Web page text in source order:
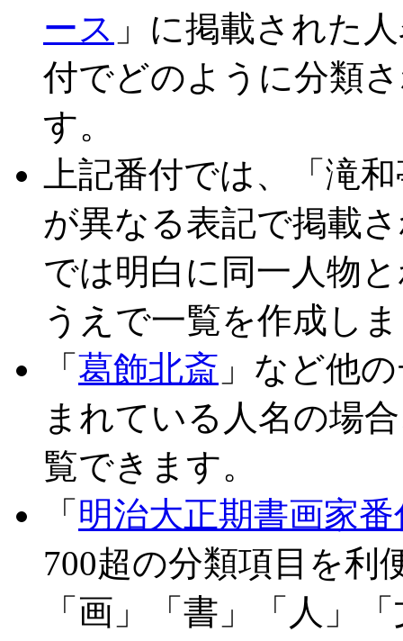
ース 」に掲載された
付でどのように分類
す。
上記番付では、「滝
が異なる表記で掲載
では明白に同一人物
うえで一覧を作成し
「 葛飾北斎 」など他
まれている人名の場
覧できます。
「 明治大正期書画家
700超の分類項目を利
「画」「書」「人」